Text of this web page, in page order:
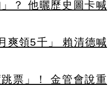
？ 他曬歷史圖卡喊
爽領5千」 賴清德喊
票」！ 金管會說重